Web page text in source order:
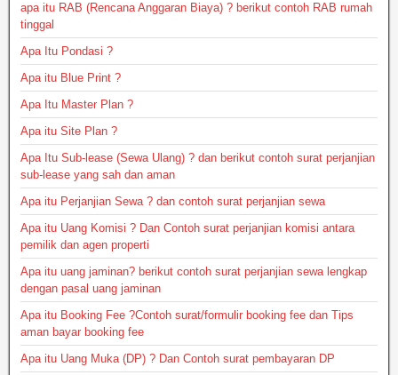
apa itu RAB (Rencana Anggaran Biaya) ? berikut contoh RAB rumah
tinggal
Apa Itu Pondasi ?
Apa itu Blue Print ?
Apa Itu Master Plan ?
Apa itu Site Plan ?
Apa Itu Sub-lease (Sewa Ulang) ? dan berikut contoh surat perjanjian
sub-lease yang sah dan aman
Apa itu Perjanjian Sewa ? dan contoh surat perjanjian sewa
Apa itu Uang Komisi ? Dan Contoh surat perjanjian komisi antara
pemilik dan agen properti
Apa itu uang jaminan? berikut contoh surat perjanjian sewa lengkap
dengan pasal uang jaminan
Apa itu Booking Fee ?Contoh surat/formulir booking fee dan Tips
aman bayar booking fee
Apa itu Uang Muka (DP) ? Dan Contoh surat pembayaran DP